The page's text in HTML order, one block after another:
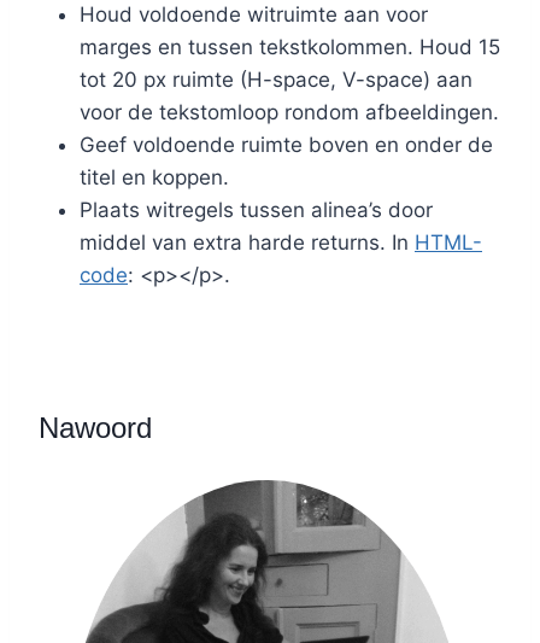
Houd voldoende witruimte aan voor
marges en tussen tekstkolommen. Houd 15
tot 20 px ruimte (H-space, V-space) aan
voor de tekstomloop rondom afbeeldingen.
Geef voldoende ruimte boven en onder de
titel en koppen.
Plaats witregels tussen alinea’s door
middel van extra harde returns. In HTML-
code: <p></p>.
Nawoord